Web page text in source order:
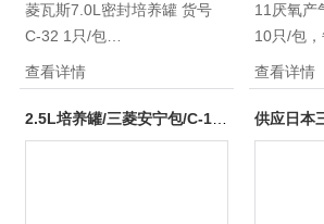
菱瓦斯7.0L密封培养罐 货号
C-32 1只/包
28.0×21.3×11.2cm；使用
2.5L安宁包3只；现慧颖生物
推出套餐：1只2.5L密封培养
罐+1包厌氧产气袋+1包厌氧指
查看详情
11厌氧产
10只/包，
现慧颖生
2.5L密封
袋+1包厌
货不多，
查看详情
2.5L培养罐/三菱安宁包/C-1厌氧产气袋/7L厌氧培养盒